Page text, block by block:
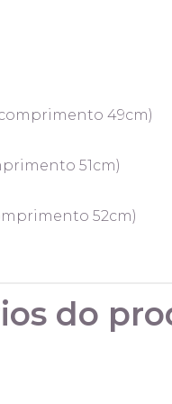
49cm)
51cm)
52cm)
do